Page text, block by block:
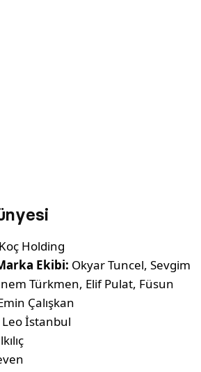
Koç Holding
Ekibi: Okyar Tuncel, Sevgim
Türkmen, Elif Pulat, Füsun
Çalışkan
Leo İstanbul